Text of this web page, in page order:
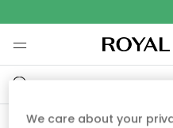
We care about your